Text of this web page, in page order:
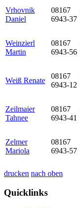
Vrhovnik
Daniel
08167
6943-37
Weinzierl
Martin
08167
6943-56
Weiß Renate
08167
6943-12
Zeilmaier
Tahnee
08167
6943-41
Zelmer
Mariola
08167
6943-57
drucken nach oben
Quicklinks